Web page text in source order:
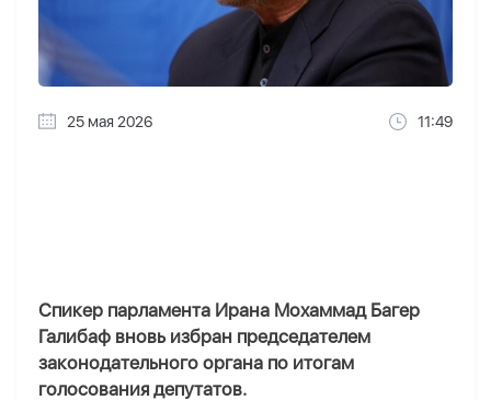
25 мая 2026 11:49
Спикер парламента Ирана Мохаммад Багер
Галибаф вновь избран председателем
законодательного органа по итогам
голосования депутатов.